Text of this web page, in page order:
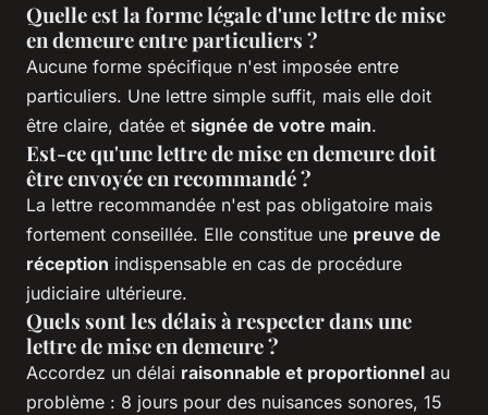
Quelle est la forme légale d'une lettre de mise
en demeure entre particuliers ?
Aucune forme spécifique n'est imposée entre
particuliers. Une lettre simple suffit, mais elle doit
être claire, datée et signée de votre main.
Est-ce qu'une lettre de mise en demeure doit
être envoyée en recommandé ?
La lettre recommandée n'est pas obligatoire mais
fortement conseillée. Elle constitue une preuve de
réception indispensable en cas de procédure
judiciaire ultérieure.
Quels sont les délais à respecter dans une
lettre de mise en demeure ?
Accordez un délai raisonnable et proportionnel au
problème : 8 jours pour des nuisances sonores, 15